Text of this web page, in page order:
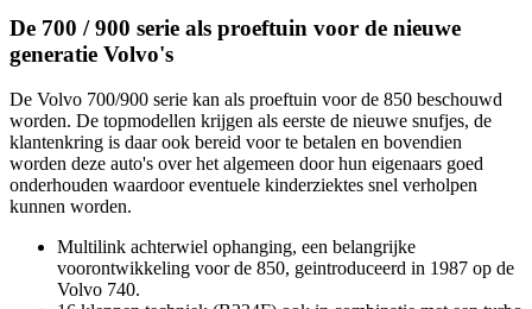
De 700 / 900 serie als proeftuin voor de nieuwe
generatie Volvo's
De Volvo 700/900 serie kan als proeftuin voor de 850 beschouwd
worden. De topmodellen krijgen als eerste de nieuwe snufjes, de
klantenkring is daar ook bereid voor te betalen en bovendien
worden deze auto's over het algemeen door hun eigenaars goed
onderhouden waardoor eventuele kinderziektes snel verholpen
kunnen worden.
Multilink achterwiel ophanging, een belangrijke
voorontwikkeling voor de 850, geintroduceerd in 1987 op de
Volvo 740.